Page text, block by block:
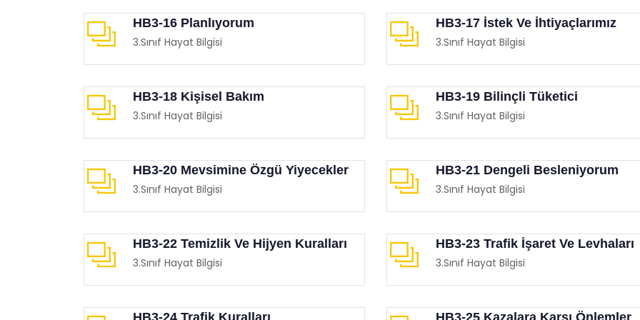
HB3-16 Planlıyorum
3.Sınıf Hayat Bilgisi
HB3-17 İstek Ve İhtiyaçlarımız
3.Sınıf Hayat Bilgisi
HB3-18 Kişisel Bakım
3.Sınıf Hayat Bilgisi
HB3-19 Bilinçli Tüketici
3.Sınıf Hayat Bilgisi
HB3-20 Mevsimine Özgü Yiyecekler
3.Sınıf Hayat Bilgisi
HB3-21 Dengeli Besleniyorum
3.Sınıf Hayat Bilgisi
HB3-22 Temizlik Ve Hijyen Kuralları
3.Sınıf Hayat Bilgisi
HB3-23 Trafik İşaret Ve Levhaları
3.Sınıf Hayat Bilgisi
HB3-24 Trafik Kuralları HB3-25 Kazalara Karşı Önlemler
Çocuklarınızla Birlikte
Filmleri
Eğitimgen /
Film Etkinliği (İnsan Hakları Ve
Eğitimgen / Film Köşesi
Eğitimciler Ve
Birbirinden Etkileyici 15
Eğitimgen / Film Köşesi